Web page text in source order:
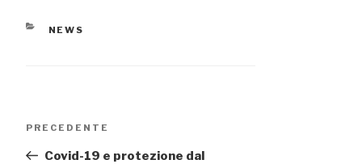
CATEGORIE
NEWS
Articolo
PRECEDENTE
Covid-19 e protezione dal